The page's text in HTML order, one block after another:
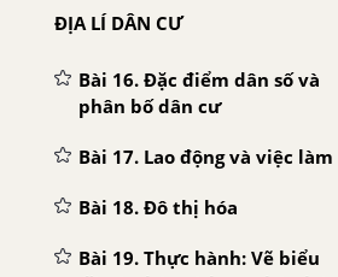
ĐỊA LÍ DÂN CƯ
Bài 16. Đặc điểm dân số và
phân bố dân cư
Bài 17. Lao động và việc làm
Bài 18. Đô thị hóa
Bài 19. Thực hành: Vẽ biểu